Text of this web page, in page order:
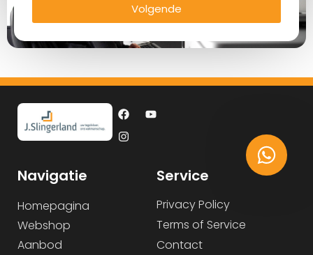
Volgende
Navigatie
Homepagina
Webshop
Aanbod
Service
Privacy Policy
Terms of Service
Contact